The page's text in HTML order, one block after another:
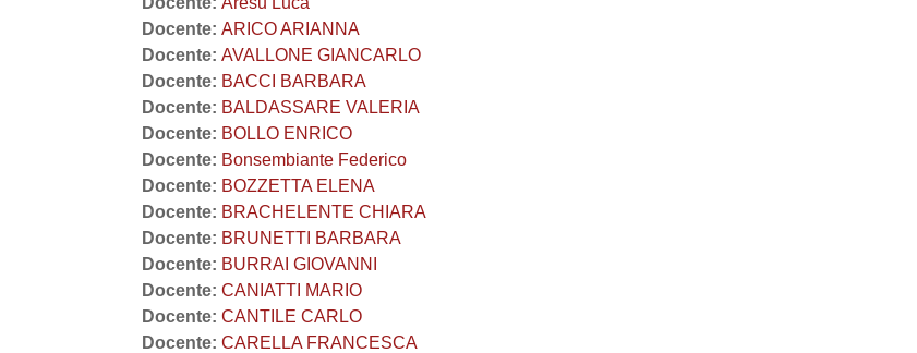
Docente: ARICO ARIANNA
Docente: AVALLONE GIANCARLO
Docente: BACCI BARBARA
Docente: BALDASSARE VALERIA
Docente: BOLLO ENRICO
Docente: Bonsembiante Federico
Docente: BOZZETTA ELENA
Docente: BRACHELENTE CHIARA
Docente: BRUNETTI BARBARA
Docente: BURRAI GIOVANNI
Docente: CANIATTI MARIO
Docente: CANTILE CARLO
Docente: CARELLA FRANCESCA